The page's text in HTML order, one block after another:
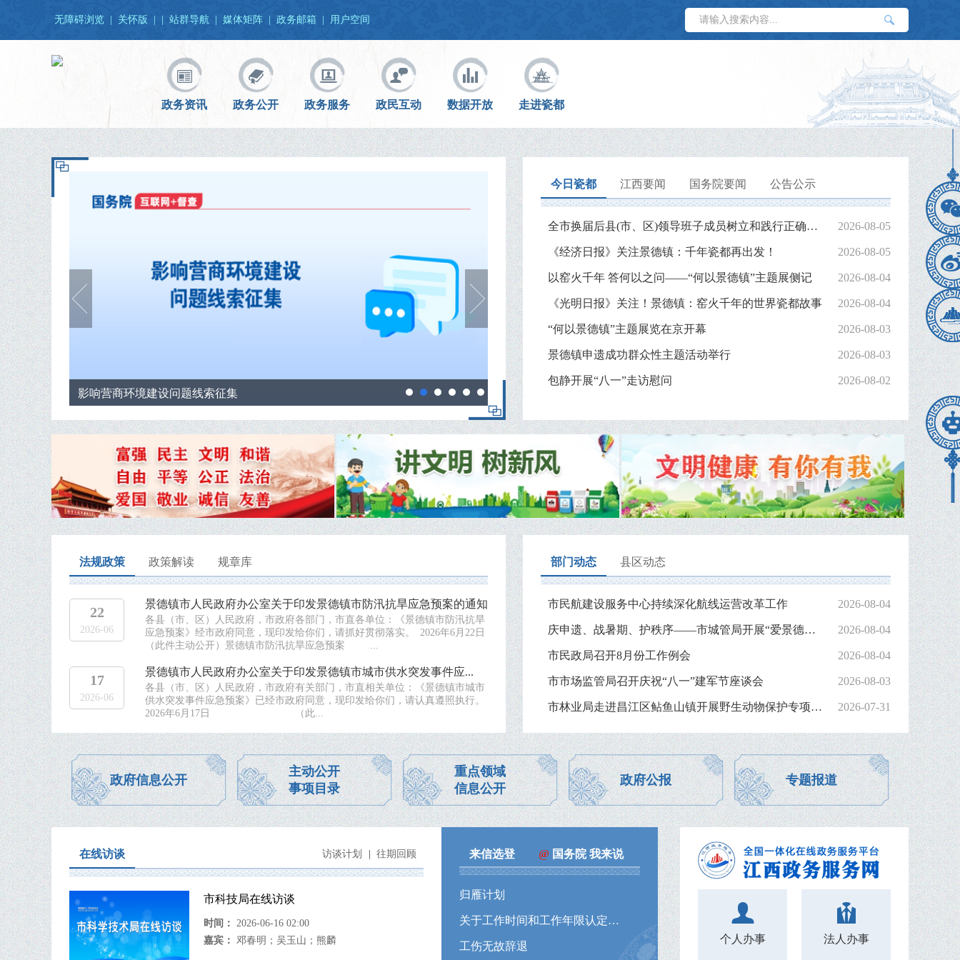
无障碍浏览 关怀版 站群导航 媒体矩阵 政务邮箱 用户空间
政务资讯 政务公开 政务服务 政民互动 数据开放 走进瓷都
影响营商环境建设问题线索征集 “何以景德镇”主题展览在京开幕 包静在
今日瓷都 江西要闻 国务院要闻 公告公示
2026-08-05
全市换届后县(市、区)领导班子成员树立和践行正确政绩观...
2026-08-05
《经济日报》关注景德镇：千年瓷都再出发！
2026-08-04
以窑火千年 答何以之问——“何以景德镇”主题展侧记
2026-08-04
《光明日报》关注！景德镇：窑火千年的世界瓷都故事
2026-08-03
“何以景德镇”主题展览在京开幕
2026-08-03
景德镇申遗成功群众性主题活动举行
2026-08-02
包静开展“八一”走访慰问
法规政策 政策解读 规章库
22
2026-06
景德镇市人民政府办公室关于印发景德镇市防汛抗旱应急预案的通知
各县（市、区）人民政府，市政府各部门，市直各单位：《景德镇市防汛抗旱
应急预案》经市政府同意，现印发给你们，请抓好贯彻落实。 2026年6月22日
（此件主动公开）景德镇市防汛抗旱应急预案 ...
17
2026-06
景德镇市人民政府办公室关于印发景德镇市城市供水突发事件应...
各县（市、区）人民政府，市政府有关部门，市直相关单位：《景德镇市城市
供水突发事件应急预案》已经市政府同意，现印发给你们，请认真遵照执行。
2026年6月17日 （此...
部门动态 县区动态
2026-08-04
市民航建设服务中心持续深化航线运营改革工作
2026-08-04
庆申遗、战暑期、护秩序——市城管局开展“爱景德镇·健...
2026-08-04
市民政局召开8月份工作例会
2026-08-03
市市场监管局召开庆祝“八一”建军节座谈会
2026-07-31
市林业局走进昌江区鲇鱼山镇开展野生动物保护专项宣传
政府信息公开
主动公开
事项目录
重点领域
信息公开
政府公报 专题报道
在线访谈 访谈计划 往期回顾
市科技局在线访谈
时间： 2026-06-16 02:00
嘉宾： 邓春明 ； 吴玉山 ； 熊麟
来信选登 @ 国务院 我来说
归雁计划
关于工作时间和工作年限认定的问题
工伤无故辞退
个人办事 法人办事